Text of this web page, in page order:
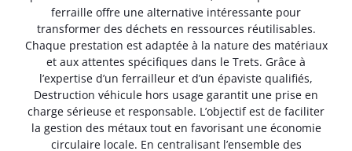
ferraille offre une alternative intéressante pour
transformer des déchets en ressources réutilisables.
Chaque prestation est adaptée à la nature des matériaux
et aux attentes spécifiques dans le Trets. Grâce à
l’expertise d’un ferrailleur et d’un épaviste qualifiés,
Destruction véhicule hors usage garantit une prise en
charge sérieuse et responsable. L’objectif est de faciliter
la gestion des métaux tout en favorisant une économie
circulaire locale. En centralisant l’ensemble des